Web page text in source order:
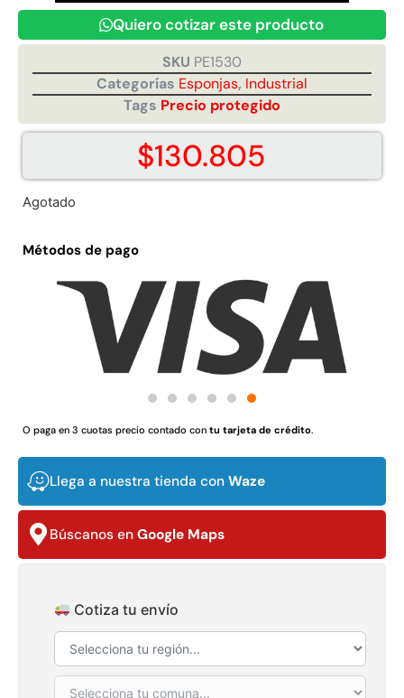
Quiero cotizar este producto
SKU PE1530
Categorías Esponjas, Industrial
Tags Precio protegido
$130.805
Agotado
Métodos de pago
O paga en 3 cuotas precio contado con tu tarjeta de crédito.
Llega a nuestra tienda con Waze
Búscanos en Google Maps
Cotiza tu envío
$4.859.984 $9.558.557
$4.790.000
Agregar al carrito
Juego Modular 02
QplayGround
4.507.990
Juego Modular 01
QplayGround
$ 4.415.700
37%
Juego Modular 03
QplayGround
Pasto sintético ornamental
Importado USA: Crown